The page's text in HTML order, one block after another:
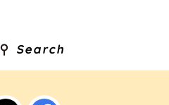
Search